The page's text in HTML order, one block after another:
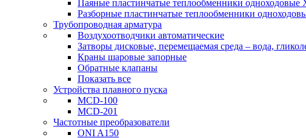
Паяные пластинчатые теплообменники одноходовые
Разборные пластинчатые теплообменники
Трубопроводная арматура
Воздухоотводчики автоматические
Затворы дисковые, перемещаемая среда – вода,
Краны шаровые запорные
Обратные клапаны
Показать все
Устройства плавного пуска
MCD-100
MCD-201
Частотные преобразователи
ONI A150